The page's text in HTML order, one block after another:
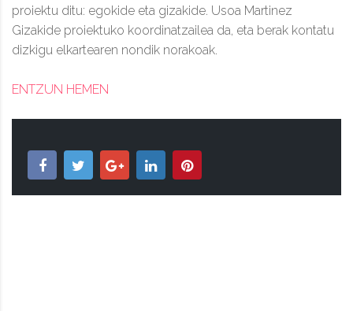
proiektu ditu: egokide eta gizakide. Usoa Martinez
Gizakide proiektuko koordinatzailea da, eta berak kontatu
dizkigu elkartearen nondik norakoak.
ENTZUN HEMEN